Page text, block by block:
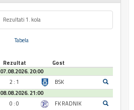
Rezultati 1. kola
Tabela
Rezultat
Gost
07.08.2026. 20:00
2 : 1
BSK
08.08.2026. 21:00
0 : 0
FK RADNIK